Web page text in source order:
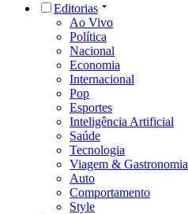
Editorias
Ao Vivo
Política
Nacional
Economia
Internacional
Pop
Esportes
Inteligência Artificial
Saúde
Tecnologia
Viagem & Gastronomia
Auto
Comportamento
Style